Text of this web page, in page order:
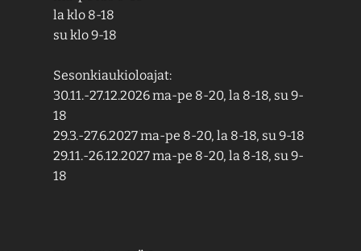
la klo 8-18
su klo 9-18
Sesonkiaukioloajat:
30.11.-27.12.2026 ma-pe 8-20, la 8-18, su 9-
18
29.3.-27.6.2027 ma-pe 8-20, la 8-18, su 9-18
29.11.-26.12.2027 ma-pe 8-20, la 8-18, su 9-
18